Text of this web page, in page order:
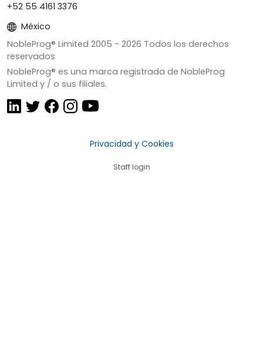
+52 55 4161 3376
México
NobleProg® Limited 2005 - 2026 Todos los derechos
reservados
NobleProg® es una marca registrada de NobleProg
Limited y / o sus filiales.
Privacidad y Cookies
Staff login